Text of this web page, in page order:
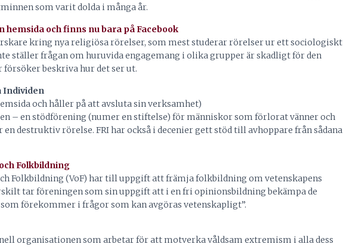
som varit dolda i många år.
hemsida och finns nu bara på Facebook
kring nya religiösa rörelser, som mest studerar rörelser ur ett sociologiskt
ställer frågan om huruvida engagemang i olika grupper är skadligt för den
försöker beskriva hur det ser ut.
Individen
och håller på att avsluta sin verksamhet)
– en stödförening (numer en stiftelse) för människor som förlorat vänner och
destruktiv rörelse. FRI har också i decenier gett stöd till avhoppare från sådana
Folkbildning
Folkbildning (VoF) har till uppgift att främja folkbildning om vetenskapens
tar föreningen som sin uppgift att i en fri opinionsbildning bekämpa de
förekommer i frågor som kan avgöras vetenskapligt”.
organisationen som arbetar för att motverka våldsam extremism i alla dess